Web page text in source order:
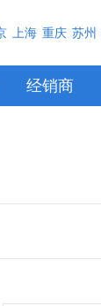
上海 重庆 苏州
经销商